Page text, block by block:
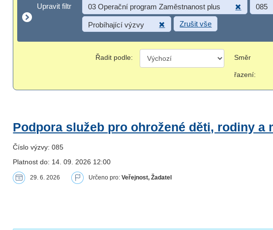
Upravit filtr
Upravit filtr 03 Operační program Zaměstnanost plus 085
Probíhající výzvy Zrušit vše
Řadit podle: Směr
řazení:
Podpora služeb pro ohrožené děti, rodiny a
Číslo výzvy: 085
Platnost do: 14. 09. 2026 12:00
29. 6. 2026 Určeno pro:Veřejnost, Žadatel